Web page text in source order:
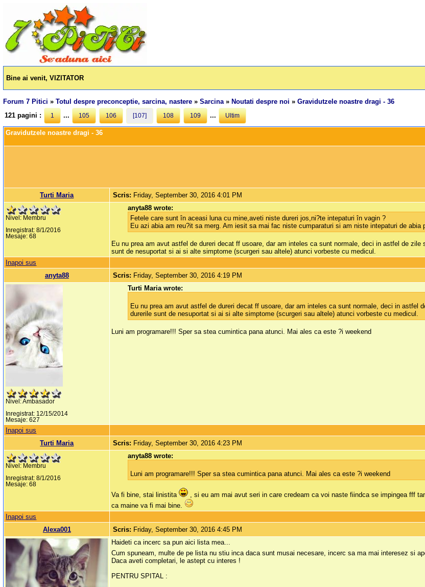
Bine ai venit, VIZITATOR
Forum 7 Pitici »Totul despre preconceptie, sarcina, nastere »Sarcina» Noutati despre noi »Gravidutzele noastre dragi - 36
121 pagini :
1 ... 105 106 [107] 108 109 ... Ultim
Gravidutzele noastre dragi - 36
Turti Maria Scris: Friday, September 30, 2016 4:01 PM
Nivel: Membru
Inregistrat: 8/1/2016
Mesaje: 68
anyta88 wrote:
Fetele care sunt în aceasi luna cu mine,aveti niste dureri jos,ni?te intepaturi în vagin ?
Eu azi abia am reu?it sa merg. Am iesit sa mai fac niste cumparaturi si am niste intepaturi de
Eu nu prea am avut astfel de dureri decat ff usoare, dar am inteles ca sunt normale, deci in astfel de
sunt de nesuportat si ai si alte simptome (scurgeri sau altele) atunci vorbeste cu medicul.
Inapoi sus
anyta88
Scris: Friday, September 30, 2016 4:19 PM
Nivel: Ambasador
Inregistrat: 12/15/2014
Mesaje: 627
Turti Maria wrote:
Eu nu prea am avut astfel de dureri decat ff usoare, dar am inteles ca sunt normale, deci in
durerile sunt de nesuportat si ai si alte simptome (scurgeri sau altele) atunci vorbeste cu medicul.
Luni am programare!!! Sper sa stea cumintica pana atunci. Mai ales ca este ?i weekend
Inapoi sus
Turti Maria
Scris: Friday, September 30, 2016 4:23 PM
Nivel: Membru
Inregistrat: 8/1/2016
Mesaje: 68
anyta88 wrote:
Luni am programare!!! Sper sa stea cumintica pana atunci. Mai ales ca este ?i weekend
Va fi bine, stai linistita
, si eu am mai avut seri in care credeam ca voi naste fiindca se impingea fff
ca maine va fi mai bine.
Inapoi sus
Alexa001
Scris: Friday, September 30, 2016 4:45 PM
Haideti ca incerc sa pun aici lista mea...
Cum spuneam, multe de pe lista nu stiu inca daca sunt musai necesare, incerc sa ma mai interesez si
Daca aveti completari, le astept cu interes !
PENTRU SPITAL :